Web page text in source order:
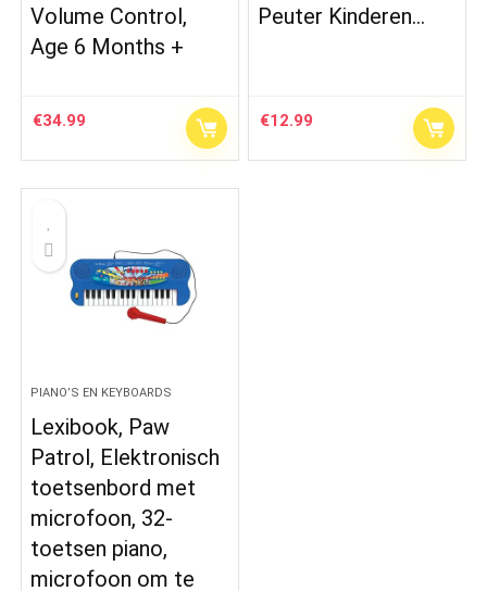
Volume Control,
Age 6 Months +
€34.99
Peuter Kinderen…
€12.99
PIANO’S EN KEYBOARDS
Lexibook, Paw
Patrol, Elektronisch
toetsenbord met
microfoon, 32-
toetsen piano,
microfoon om te